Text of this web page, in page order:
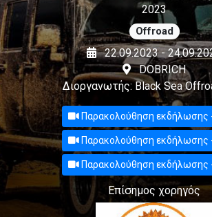
2023
Offroad
22.09.2023 -
DOBRICH
Διοργανωτής: Black Sea
Παρακολούθηση εκδήλωσης
Παρακολούθηση εκδήλωσης
Παρακολούθηση εκδήλωσης
Επίσημος χορηγός